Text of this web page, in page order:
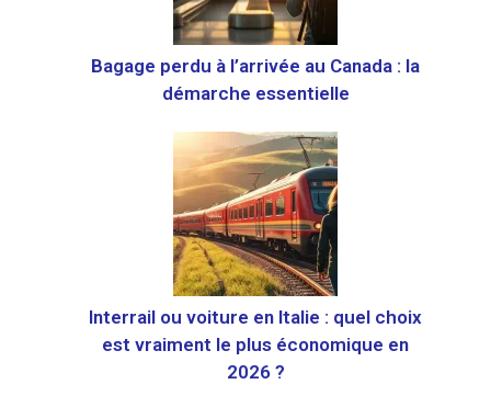
Bagage perdu à l’arrivée au Canada : la
démarche essentielle
Interrail ou voiture en Italie : quel choix
est vraiment le plus économique en
2026 ?